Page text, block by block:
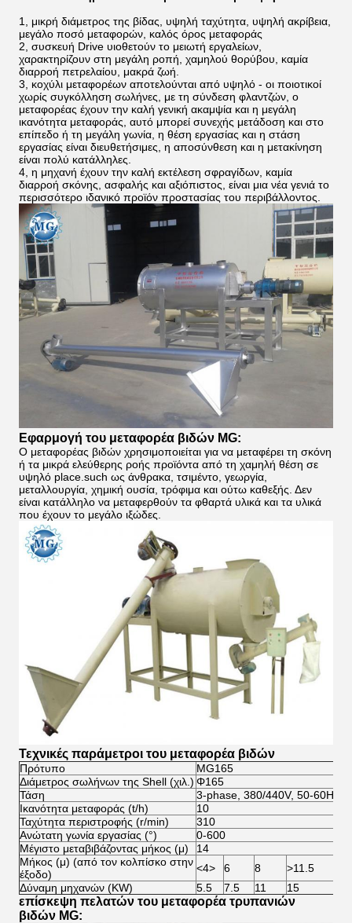
1, μικρή διάμετρος της βίδας, υψηλή ταχύτητα, υψηλή ακρίβεια,
μεγάλο ποσό μεταφορών, καλός όρος μεταφοράς
2, συσκευή Drive υιοθετούν το μειωτή εργαλείων,
χαρακτηρίζουν στη μεγάλη ροπή, χαμηλού θορύβου, καμία
διαρροή πετρελαίου, μακρά ζωή.
3, κοχύλι μεταφορέων αποτελούνται από υψηλό - οι ποιοτικοί
χωρίς συγκόλληση σωλήνες, με τη σύνδεση φλαντζών, ο
μεταφορέας έχουν την καλή γενική ακαμψία και η μεγάλη
ικανότητα μεταφοράς, αυτό μπορεί συνεχής μετάδοση και στο
επίπεδο ή τη μεγάλη γωνία, η θέση εργασίας και η στάση
εργασίας είναι διευθετήσιμες, η αποσύνθεση και η μετακίνηση
είναι πολύ κατάλληλες.
4, η μηχανή έχουν την καλή εκτέλεση σφραγίδων, καμία
διαρροή σκόνης, ασφαλής και αξιόπιστος, είναι μια νέα γενιά το
περισσότερο ιδανικό προϊόν προστασίας του περιβάλλοντος.
Εφαρμογή του μεταφορέα βιδών MG:
Ο μεταφορέας βιδών χρησιμοποιείται για να μεταφέρει τη σκόνη
ή τα μικρά ελεύθερης ροής προϊόντα από τη χαμηλή θέση σε
υψηλό place.such ως άνθρακα, τσιμέντο, γεωργία,
μεταλλουργία, χημική ουσία, τρόφιμα και ούτω καθεξής. Δεν
είναι κατάλληλο να μεταφερθούν τα φθαρτά υλικά και τα υλικά
που έχουν το μεγάλο ιξώδες.
Τεχνικές παράμετροι του μεταφορέα βιδών
Πρότυπο
MG165
Διάμετρος σωλήνων της Shell (χιλ.) Φ165
Τάση
3-phase, 380/440V, 50-60Hz
Ικανότητα μεταφοράς (t/h)
10
Ταχύτητα περιστροφής (r/min)
310
Ανώτατη γωνία εργασίας (°)
0-600
Μέγιστο μεταβιβάζοντας μήκος (μ)
14
Μήκος (μ) (από τον κολπίσκο στην
έξοδο)
<4> 6 8
>11.5
Δύναμη μηχανών (KW)
5.5 7.5 11 15
επίσκεψη πελατών του μεταφορέα τρυπανιών
βιδών MG: